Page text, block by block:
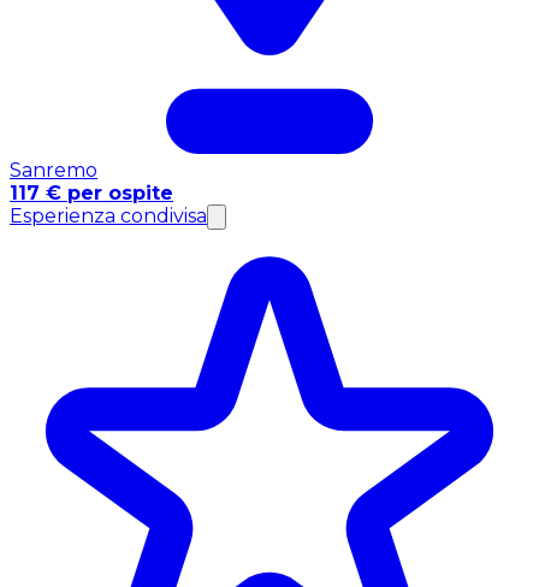
Sanremo
117 € per ospite
Esperienza condivisa